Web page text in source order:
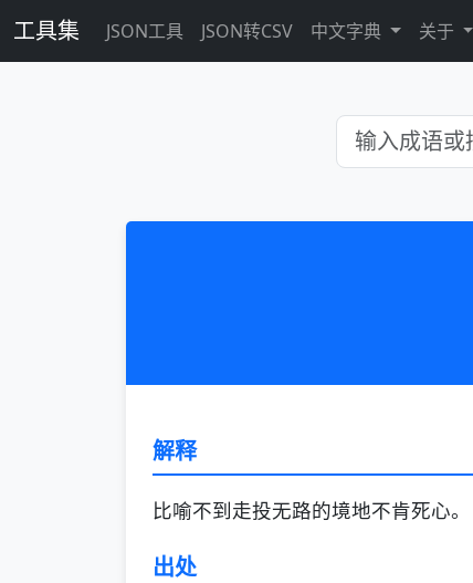
工具集 JSON工具 JSON转CSV 中文字典 关于
解释
比喻不到走投无路的境地不肯死心。
出处